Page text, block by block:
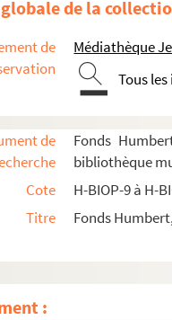
de la
de
Médiathèque
Tous
de
Fonds
bibliothèque
Cote
H-BIOP-9 à H-
Titre
Fonds
:
de personnages du
des personnages lettrés
des personnages de
1. Artistes dont le nom
2. Artistes dont le nom